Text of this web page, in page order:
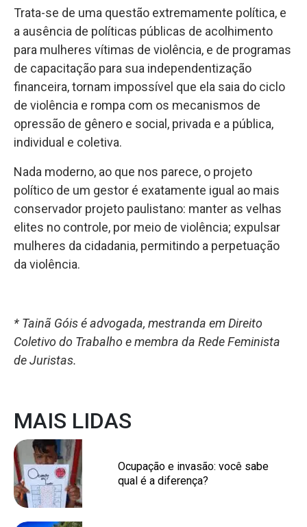
Trata-se de uma questão extremamente política, e
a ausência de políticas públicas de acolhimento
para mulheres vítimas de violência, e de programas
de capacitação para sua independentização
financeira, tornam impossível que ela saia do ciclo
de violência e rompa com os mecanismos de
opressão de gênero e social, privada e a pública,
individual e coletiva.
Nada moderno, ao que nos parece, o projeto
político de um gestor é exatamente igual ao mais
conservador projeto paulistano: manter as velhas
elites no controle, por meio de violência; expulsar
mulheres da cidadania, permitindo a perpetuação
da violência.
* Tainã Góisé advogada, mestranda em Direito
Coletivo do Trabalho e membra da Rede Feminista
de Juristas.
MAIS LIDAS
Ocupação e invasão: você sabe
qual é a diferença?